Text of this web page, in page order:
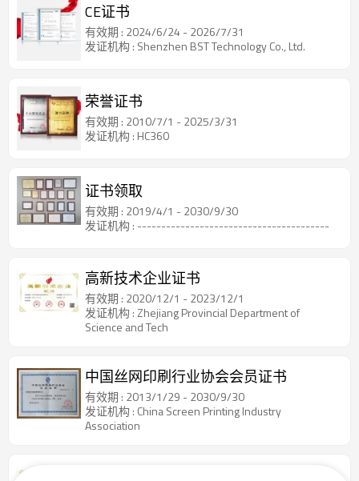
CE证书
有效期 : 2024/6/24 - 2026/7/31
发证机构 : Shenzhen BST Technology Co., Ltd.
荣誉证书
有效期 : 2010/7/1 - 2025/3/31
发证机构 : HC360
证书领取
有效期 : 2019/4/1 - 2030/9/30
发证机构 : ----------------------------------------
高新技术企业证书
有效期 : 2020/12/1 - 2023/12/1
发证机构 : Zhejiang Provincial Department of
Science and Tech
中国丝网印刷行业协会会员证书
有效期 : 2013/1/29 - 2030/9/30
发证机构 : China Screen Printing Industry
Association